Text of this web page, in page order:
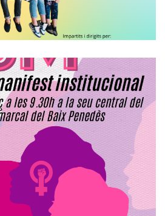
Del 8 De Març, Dia
De La Dona Al Baix
Penedès
S. socials